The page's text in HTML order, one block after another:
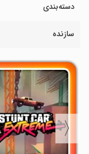
دسته‌بندی
سازنده
〈